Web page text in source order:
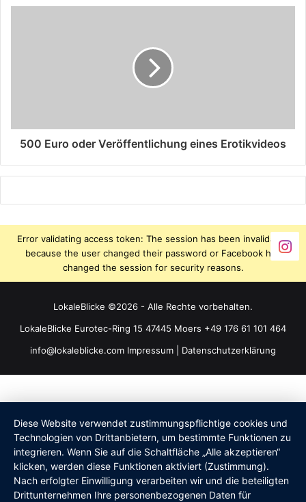
500 Euro oder Veröffentlichung eines Erotikvideos
Error validating access token: The session has been invalidated
because the user changed their password or Facebook has
changed the session for security reasons.
LokaleBlicke ©2026 - Alle Rechte vorbehalten.
LokaleBlicke Eurotec-Ring 15 47445 Moers +49 176 61 101 464
info@lokaleblicke.com Impressum Datenschutzerklärung
Diese Website verwendet zustimmungspflichtige cookies und
Technologien von Drittanbietern, um bestimmte Funktionen zu
integrieren. Wenn Sie auf die Schaltfläche „Alle akzeptieren“
klicken, werden diese Funktionen aktiviert (Zustimmung).
Nach erfolgter Einwilligung verarbeiten wir und die beteiligten
Drittunternehmen Ihre personenbezogenen Daten für